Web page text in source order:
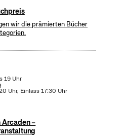
wir die prämierten Bücher
19 Uhr
Uhr, Einlass 17:30 Uhr
–